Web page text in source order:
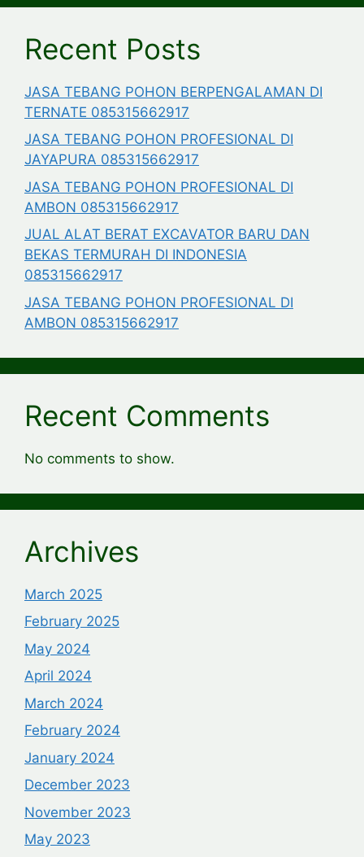
Recent Posts
JASA TEBANG POHON BERPENGALAMAN DI
TERNATE 085315662917
JASA TEBANG POHON PROFESIONAL DI
JAYAPURA 085315662917
JASA TEBANG POHON PROFESIONAL DI
AMBON 085315662917
JUAL ALAT BERAT EXCAVATOR BARU DAN
BEKAS TERMURAH DI INDONESIA
085315662917
JASA TEBANG POHON PROFESIONAL DI
AMBON 085315662917
Recent Comments
No comments to show.
Archives
March 2025
February 2025
May 2024
April 2024
March 2024
February 2024
January 2024
December 2023
November 2023
May 2023